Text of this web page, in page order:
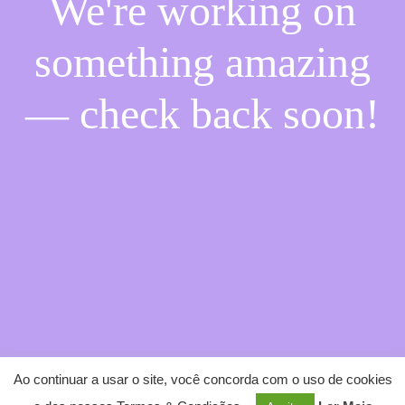
We're working on
something amazing
— check back soon!
Ao continuar a usar o site, você concorda com o uso de cookies